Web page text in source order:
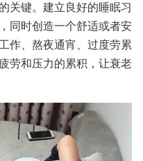
关键。建立良好的睡眠习
同时创造一个舒适或者安
作、熬夜通宵、过度劳累
劳和压力的累积，让衰老